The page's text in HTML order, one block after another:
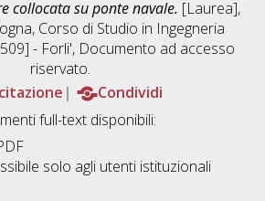
collocata su ponte navale. [Laurea],
Corso di Studio in Ingegneria
- Forli', Documento ad accesso
riservato.
Condividi
full-text disponibili:
solo agli utenti istituzionali